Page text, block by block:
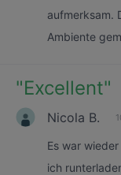
aufmerksam.
Ambiente
"Excellent"
Nicola B.
Es war
ich